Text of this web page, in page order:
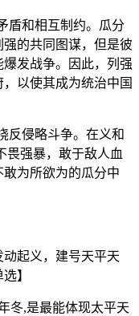
和相互制约。瓜分
的共同图谋，但是彼
发战争。因此，列强
以使其成为统治中国
侵略斗争。在义和
畏强暴，敢于敌人血
为所欲为的瓜分中
起义，建号天平天
】
,是最能体现太平天